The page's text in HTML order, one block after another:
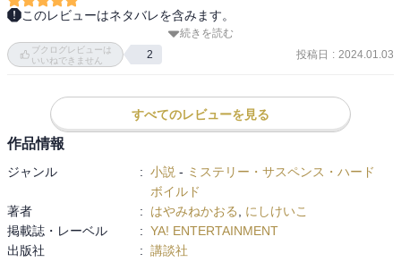
このレビューはネタバレを含みます。
不可解な出来事だったのが、全て仕掛けが分かり、とてもほっとし
栗井栄太が知り合いの映画監督のために街を丸ごと1つ作り、外から
何が起こっているか見られないよう壁を作り、そこでRRPGと映画撮
影を同時進行させていた。また、元々あった街と栗井栄太が作った
街をRRPG参加者に分からないように重機で動かすなど、とても凝っ
RRPGと映画撮影を同時進行させていたため
二階堂卓也が映画撮影のための役のままRRPG参加者に関わってしま
続きを読む
ブクログレビューは
いいねできません
2 投稿日 : 2024.01.03
すべてのレビューを見る
作品情報
ジャンル : 小説 - ミステリー・サスペンス・ハード
ボイルド
著者
: はやみねかおる
にしけいこ
掲載誌・レーベル
: YA! ENTERTAINMENT
出版社
: 講談社